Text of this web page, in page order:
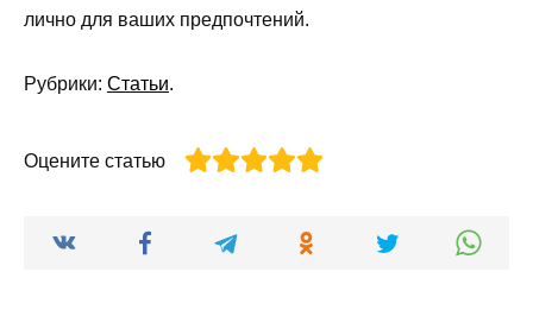
лично для ваших предпочтений.
Рубрики: Статьи.
Оцените статью